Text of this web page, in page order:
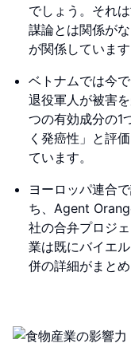
でしょう。それ
謀論とは関係が
が関係しています
ベトナムでは今
退役軍人が被害
つの有効成分の1
く発癌性」と評
ています。
ヨーロッパ連合
ち、Agent
社の合弁プロジ
業は既にバイエ
併の詳細がまとめ